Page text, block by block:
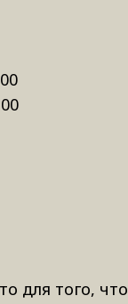
для того,